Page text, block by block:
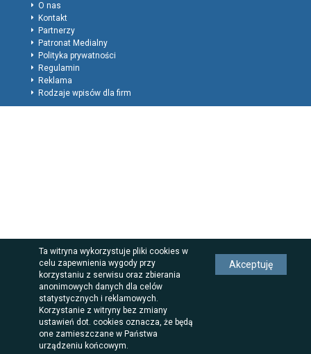
O nas
Kontakt
Partnerzy
Patronat Medialny
Polityka prywatności
Regulamin
Reklama
Rodzaje wpisów dla firm
Ta witryna wykorzystuje pliki cookies w
celu zapewnienia wygody przy
korzystaniu z serwisu oraz zbierania
anonimowych danych dla celów
statystycznych i reklamowych.
Korzystanie z witryny bez zmiany
ustawień dot. cookies oznacza, że będą
one zamieszczane w Państwa
urządzeniu końcowym.
Akceptuję